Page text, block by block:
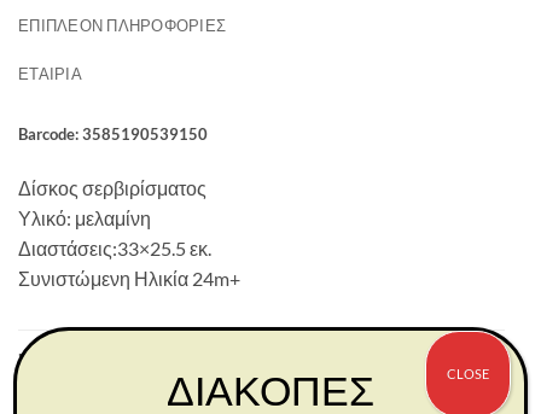
ΕΠΙΠΛΈΟΝ ΠΛΗΡΟΦΟΡΊΕΣ
ΕΤΑΙΡΊΑ
Barcode: 3585190539150
Δίσκος σερβιρίσματος
Υλικό: μελαμίνη
Διαστάσεις:33×25.5 εκ.
Συνιστώμενη Ηλικία 24m+
ΣΧΕΤΙΚΆ ΠΡΟΪΌΝΤΑ
ΔΙΑΚΟΠΕΣ CLOSE